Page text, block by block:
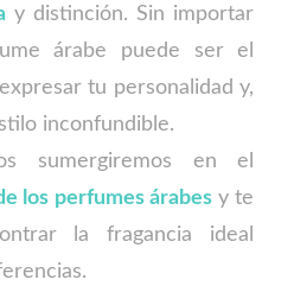
y distinción. Sin importar
árabe puede ser el
tu personalidad y,
inconfundible.
sumergiremos en el
los perfumes árabesy te
la fragancia ideal